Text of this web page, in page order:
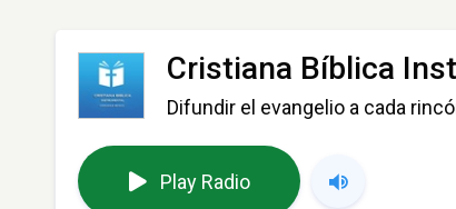
Cristiana Bíblica
Difundir el evangelio a cada
Play Radio